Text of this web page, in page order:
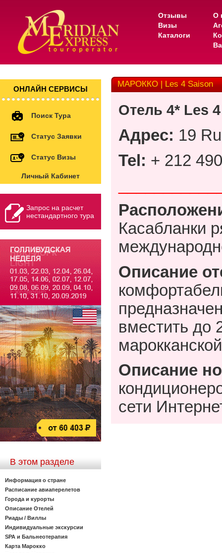
Отзывы
Визы
Каталоги
О
ОНЛАЙН СЕРВИСЫ
Поиск Тура
Статус Заявки
Статус Визы
Личный Кабинет
Запрос на расчет
нестандартного тура
В этом разделе
Информация о стране
Расписание авиаперелетов
Города и курорты
Описание Отелей
Риады / Виллы
Индивидуальные экскурсии
SPA и Бальнеотерапия
Карта Марокко
МАРОККО | Les 4 Saison
Отель 4* Les
Адрес: 19
Tel : + 212
Касабланки
Описание
вместить до
Описание
сети